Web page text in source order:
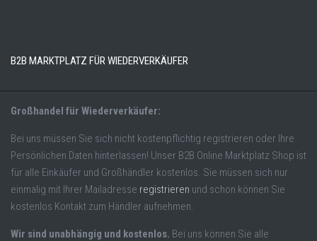
B2B MARKTPLATZ FÜR WIEDERVERKÄUFER
Großhandel für Wiederverkäufer:
Bei uns müssen Sie sich nicht kostenpflichtig registrieren oder Ihre
Persönlichen Daten hinterlassen! Unser B2B Online Marktplatz Shop ist
für alle Einkäufer und Großhändler kostenlos. Sie müssen sich nur
einmalig mit Ihrer Mailadresse registrieren und schon können Sie
kostenlos Kontakt zum Händler aufnehmen.
Wir sind unabhängig und kostenlos. Bei uns können Sie alle